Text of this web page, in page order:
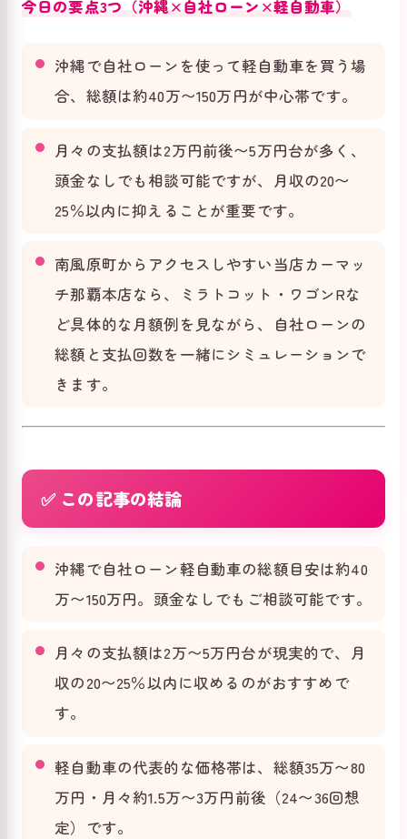
今日の要点3つ（沖縄×自社ローン×軽自動車）
沖縄で自社ローンを使って軽自動車を買う場
合、総額は約40万〜150万円が中心帯です。
月々の支払額は2万円前後〜5万円台が多く、
頭金なしでも相談可能ですが、月収の20〜
25％以内に抑えることが重要です。
南風原町からアクセスしやすい当店カーマッ
チ那覇本店なら、ミラトコット・ワゴンRな
ど具体的な月額例を見ながら、自社ローンの
総額と支払回数を一緒にシミュレーションで
きます。
✅ この記事の結論
沖縄で自社ローン軽自動車の総額目安は約40
万〜150万円。頭金なしでもご相談可能です。
月々の支払額は2万〜5万円台が現実的で、月
収の20〜25％以内に収めるのがおすすめで
す。
軽自動車の代表的な価格帯は、総額35万〜80
万円・月々約1.5万〜3万円前後（24〜36回想
定）です。